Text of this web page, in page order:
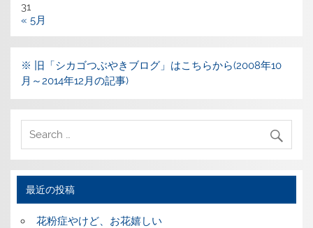
31
« 5月
※ 旧「シカゴつぶやきブログ」はこちらから(2008年10
月～2014年12月の記事)
最近の投稿
花粉症やけど、お花嬉しい